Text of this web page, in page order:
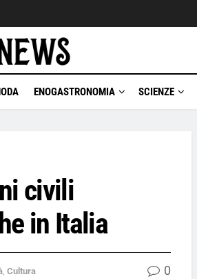
ENOGASTRONOMIA SCIENZE
civili
in Italia
Cultura 0